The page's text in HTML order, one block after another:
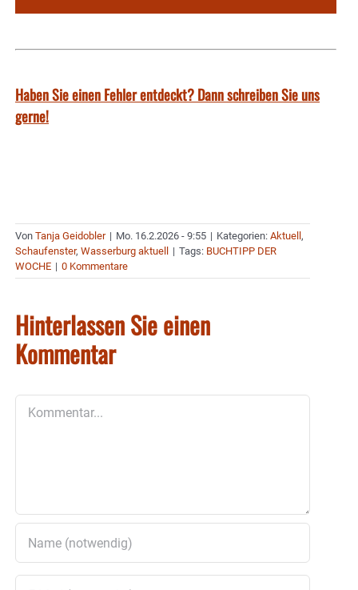
Haben Sie einen Fehler entdeckt? Dann schreiben Sie uns
gerne!
Von Tanja Geidobler | Mo. 16.2.2026 - 9:55 | Kategorien: Aktuell ,
Schaufenster, Wasserburg aktuell | Tags: BUCHTIPP DER
WOCHE | 0 Kommentare
Hinterlassen Sie einen
Kommentar